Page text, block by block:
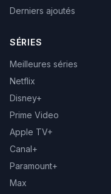
Derniers ajoutés
SÉRIES
Meilleures séries
Netflix
Disney+
Prime Video
Apple TV+
Canal+
Paramount+
Max